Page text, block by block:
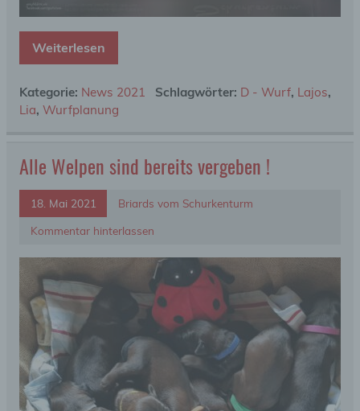
Weiterlesen
Kategorie: News 2021 Schlagwörter: D - Wurf, Lajos,
Lia, Wurfplanung
Alle Welpen sind bereits vergeben !
18. Mai 2021
Briards vom Schurkenturm
Kommentar hinterlassen